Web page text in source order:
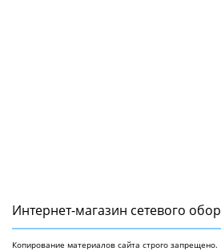
Интернет-магазин сетeвого
Копирование материалов сайта строго запрещено.